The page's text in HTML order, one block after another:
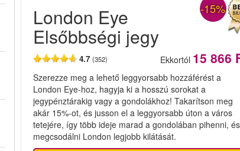
London Eye
Elsőbbségi jegy
-15%
4.7(352) Ekkortól 15 866
Szerezze meg a lehető leggyorsabb hozzáférést a
London Eye-hoz, hagyja ki a hosszú sorokat a
jegypénztárakig vagy a gondolákhoz! Takarítson meg
akár 15%-ot, és jusson el a leggyorsabb úton a város
tetejére, így több ideje marad a gondolában pihenni, és
megcsodálni London legjobb kilátását.